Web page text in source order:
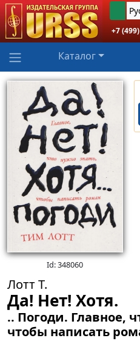
+7
Каталог
Id: 348060
Лотт Т.
Да! Нет! Хотя.
.. Погоди. Главное,
чтобы написать